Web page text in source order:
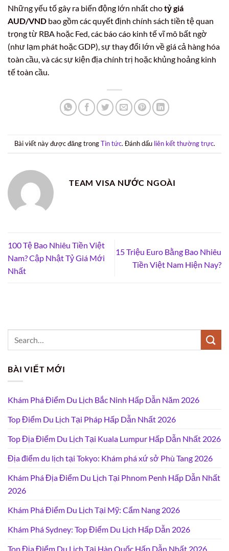
Những yếu tố gây ra biến động lớn nhất chotỷ giá
AUD/VND bao gồm các quyết định chính sách tiền tệ quan
trọng từ RBA hoặc Fed, các báo cáo kinh tế vĩ mô bất ngờ
(như lạm phát hoặc GDP), sự thay đổi lớn về giá cả hàng hóa
toàn cầu, và các sự kiện địa chính trị hoặc khủng hoảng kinh
tế toàn cầu.
Bài viết này được đăng trongTin tức. Đánh dấu liên kết thường trực.
TEAM VISA NƯỚC NGOÀI
100 Tệ Bao Nhiêu Tiền Việt
Nam? Cập Nhật Tỷ Giá Mới
Nhất
15 Triệu Euro Bằng Bao Nhiêu
Tiền Việt Nam Hiện Nay?
BÀI VIẾT MỚI
Khám Phá Điểm Du Lịch Bắc Ninh Hấp Dẫn Năm 2026
Top Điểm Du Lịch Tại Pháp Hấp Dẫn Nhất 2026
Top Địa Điểm Du Lịch Tại Kuala Lumpur Hấp Dẫn Nhất 2026
Địa điểm du lịch tại Tokyo: Khám phá xứ sở Phù Tang 2026
Khám Phá Địa Điểm Du Lịch Tại Phnom Penh Hấp Dẫn Nhất
2026
Khám Phá Điểm Du Lịch Tại Mỹ: Cẩm Nang 2026
Khám Phá Sydney: Top Điểm Du Lịch Hấp Dẫn 2026
Top Địa Điểm Du Lịch Tại Hàn Quốc Hấp Dẫn Nhất 2026